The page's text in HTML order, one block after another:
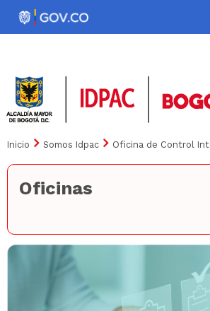
Pasar
Noticias Iniciativas
Inicio Somos Idpac Oficina de Control
Oficinas